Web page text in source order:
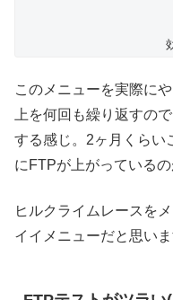
このメニューを実際に
上を何回も繰り返すの
する感じ。2ヶ月くらい
にFTPが上がっているの
ヒルクライムレースを
イイメニューだと思いま